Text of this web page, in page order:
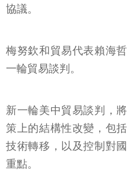
協議。
梅努欽和貿易代表賴海
一輪貿易談判。
新一輪美中貿易談判，
策上的結構性改變，包
技術轉移，以及控制對
重點。